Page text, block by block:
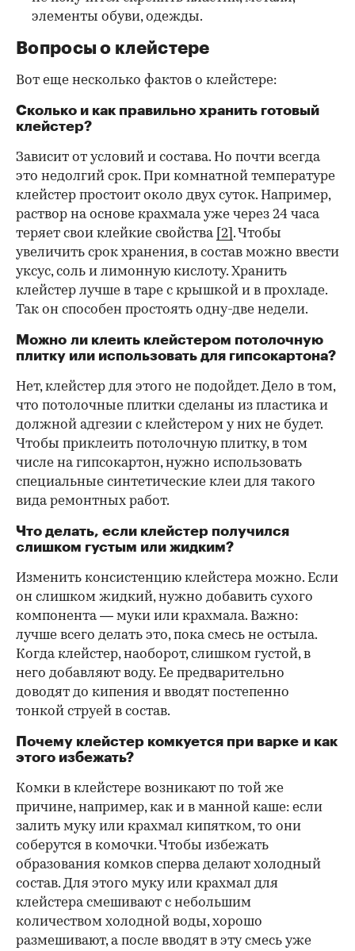
элементы обуви, одежды.
Вопросы о клейстере
Вот еще несколько фактов о клейстере:
Сколько и как правильно хранить готовый
клейстер?
Зависит от условий и состава. Но почти всегда
это недолгий срок. При комнатной температуре
клейстер простоит около двух суток. Например,
раствор на основе крахмала уже через 24 часа
теряет свои клейкие свойства [2] . Чтобы
увеличить срок хранения, в состав можно ввести
уксус, соль и лимонную кислоту. Хранить
клейстер лучше в таре с крышкой и в прохладе.
Так он способен простоять одну-две недели.
Можно ли клеить клейстером потолочную
плитку или использовать для гипсокартона?
Нет, клейстер для этого не подойдет. Дело в том,
что потолочные плитки сделаны из пластика и
должной адгезии с клейстером у них не будет.
Чтобы приклеить потолочную плитку, в том
числе на гипсокартон, нужно использовать
специальные синтетические клеи для такого
вида ремонтных работ.
Что делать, если клейстер получился
слишком густым или жидким?
Изменить консистенцию клейстера можно. Если
он слишком жидкий, нужно добавить сухого
компонента — муки или крахмала. Важно:
лучше всего делать это, пока смесь не остыла.
Когда клейстер, наоборот, слишком густой, в
него добавляют воду. Ее предварительно
доводят до кипения и вводят постепенно
тонкой струей в состав.
Почему клейстер комкуется при варке и как
этого избежать?
Комки в клейстере возникают по той же
причине, например, как и в манной каше: если
залить муку или крахмал кипятком, то они
соберутся в комочки. Чтобы избежать
образования комков сперва делают холодный
состав. Для этого муку или крахмал для
клейстера смешивают с небольшим
количеством холодной воды, хорошо
размешивают, а после вводят в эту смесь уже